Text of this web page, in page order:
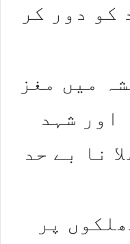
کو دور کر
میں مغز
اور شہد
نا بے حد
پر